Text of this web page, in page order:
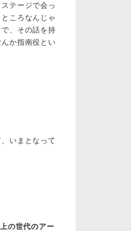
テージで会っ
ころなんじゃ
、その話を持
か指南役とい
いまとなって
の世代のアー